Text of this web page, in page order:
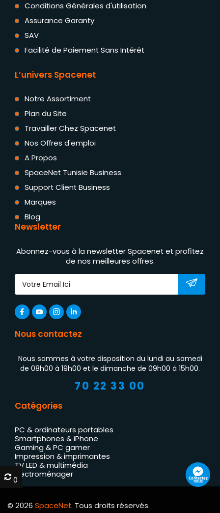
Conditions Générales d'utilisation
Assurance Garanty
SAV
Facilité de Paiement Sans Intérêt
L’univers Spacenet
Notre Assortiment
Plan du Site
Travailler Chez Spacenet
Nos Offres d'emploi
A Propos
SpaceNet Tunisie Business
Support Client Business
Marques
Blog
Newsletter
Abonnez-vous à la newsletter Spacenet et profitez
de nos meilleures offres.
Nous contactez
Nous sommes à votre disposition du lundi au samedi
de 08h00 à 19h00 et le dimanche de 09h00 à 15h00.
70 22 33 00
Catégories
PC & ordinateurs portables
Smartphones & iPhone
Gaming & PC gamer
Impression & imprimantes
TV LED & multimédia
Électroménager
© 2026 SpaceNet. Tous droits réservés.
Contactez
nous
0
0